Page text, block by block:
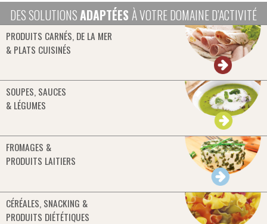
DES SOLUTIONSADAPTÉES À VOTRE DOMAINE D’ACTIVITÉ
PRODUITS CARNÉS, DE LA MER
& PLATS CUISINÉS
SOUPES, SAUCES
& LÉGUMES
FROMAGES &
PRODUITS LAITIERS
CÉRÉALES, SNACKING &
PRODUITS DIÉTÉTIQUES